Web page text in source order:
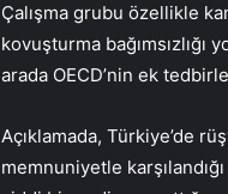
Çalışma grubu özellikle
kovuşturma bağımsızlığı
arada OECD’nin ek
Açıklamada, Türkiye’de
memnuniyetle